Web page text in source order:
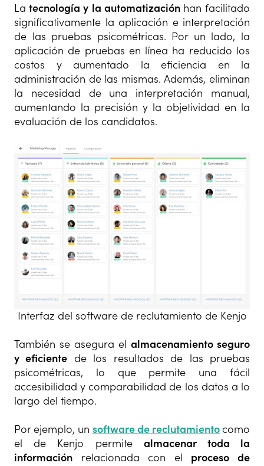
La tecnología y la automatización han facilitado
significativamente la aplicación e interpretación
de las pruebas psicométricas. Por un lado, la
aplicación de pruebas en línea ha reducido los
costos y aumentado la eficiencia en la
administración de las mismas. Además, eliminan
la necesidad de una interpretación manual,
aumentando la precisión y la objetividad en la
evaluación de los candidatos.
Interfaz del software de reclutamiento de Kenjo
También se asegura el almacenamiento seguro
y eficiente de los resultados de las pruebas
psicométricas, lo que permite una fácil
accesibilidad y comparabilidad de los datos a lo
largo del tiempo.
Por ejemplo, un software de reclutamientocomo
el de Kenjo permite almacenar toda la
información relacionada con el proceso de